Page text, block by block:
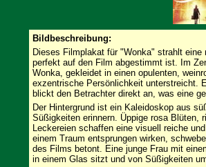
Bildbeschreibung:
Dieses Filmplakat für "Wonka" strahlt
perfekt auf den Film abgestimmt ist. Im
Wonka, gekleidet in einen opulenten,
exzentrische Persönlichkeit unterstreicht.
blickt den Betrachter direkt an, was eine
Der Hintergrund ist ein Kaleidoskop aus
Süßigkeiten erinnern. Üppige rosa Blüten,
Leckereien schaffen eine visuell reiche
einem Traum entsprungen wirken,
des Films betont. Eine junge Frau mit
in einem Glas sitzt und von Süßigkeiten